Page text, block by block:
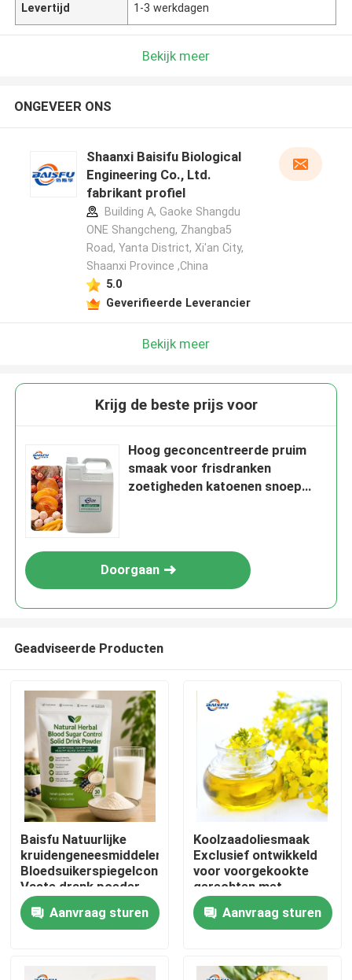
Thuis
Producten
Video's
Levertijd 1-3 werkdagen
Bekijk meer
ONGEVEER ONS
Shaanxi Baisifu Biological
Engineering Co., Ltd.
fabrikant profiel
Building A, Gaoke Shangdu
ONE Shangcheng, Zhangba5
Road, Yanta District, Xi'an City,
Shaanxi Province ,China
5.0
Geverifieerde Leverancier
Bekijk meer
Krijg de beste prijs voor
Hoog geconcentreerde pruim
smaak voor frisdranken
zoetigheden katoenen snoep
Doorgaan
Geadviseerde Producten
Baisfu Natuurlijke
kruidengeneesmiddelen
Bloedsuikerspiegelcontrole
Vaste drank poeder
Moerbei blad Kudzu
wortel Ginseng Goji
bessen Cassia zaad
Aanvraag sturen
Koolzaadoliesmaak
Exclusief ontwikkeld
voor voorgekookte
gerechten met
eetbare olie en
Chinese
kooksystemen
Aanvraag sturen